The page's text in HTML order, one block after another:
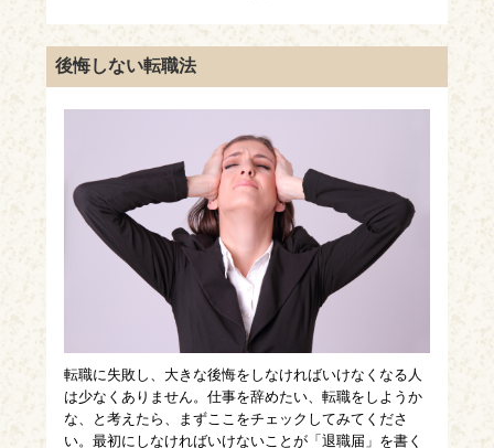
後悔しない転職法
転職に失敗し、大きな後悔をしなければいけなくなる人
は少なくありません。仕事を辞めたい、転職をしようか
な、と考えたら、まずここをチェックしてみてくださ
い。最初にしなければいけないことが「退職届」を書く